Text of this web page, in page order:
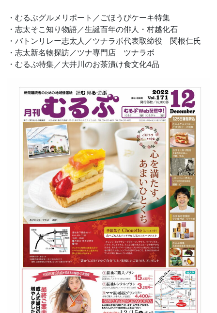
・むるぶグルメリポート／ごほうびケーキ特集
・志太そこ知り物語／生誕百年の俳人・村越化石
・バトンリレー志太人／ツナラボ代表取締役 関根仁氏
・志太新名物探訪／ツナ専門店 ツナラボ
・むるぶ特集／大井川のお茶漬け食文化4品